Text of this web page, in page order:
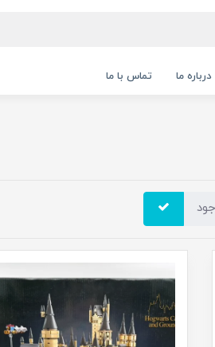
درباره ما تماس با ما